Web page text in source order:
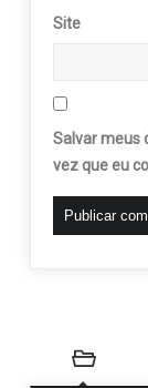
Site
Salvar meus
vez que eu